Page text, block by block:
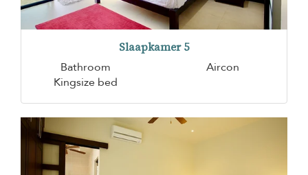
Slaapkamer 5
Bathroom
Aircon
Kingsize bed